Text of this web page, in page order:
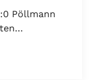
Pöllmann